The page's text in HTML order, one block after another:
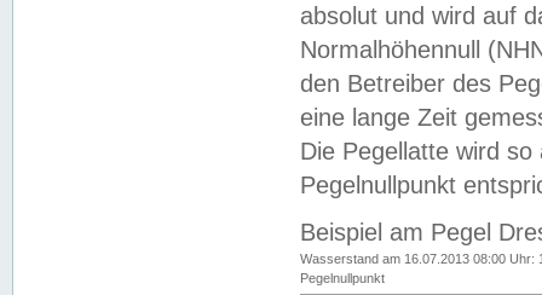
absolut und wird auf
Normalhöhennull
den Betreiber des
eine lange Zeit
Die Pegellatte wird
Pegelnullpunkt
Beispiel am Pegel
Wasserstand am 16.07.2013 08:00 Uhr:
Pegelnullpunkt